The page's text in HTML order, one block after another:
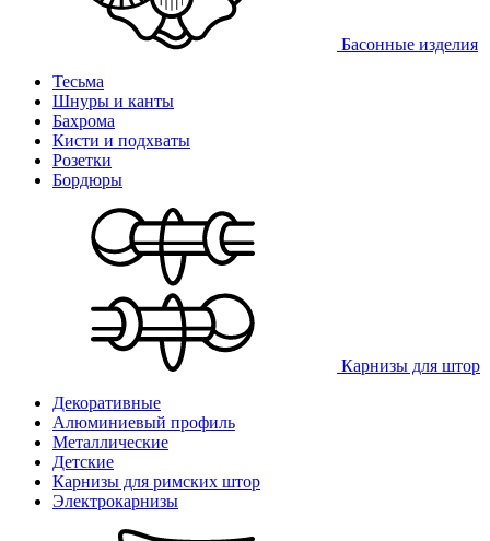
Басонные изделия
Тесьма
Шнуры и канты
Бахрома
Кисти и подхваты
Розетки
Бордюры
Карнизы для штор
Декоративные
Алюминиевый профиль
Металлические
Детские
Карнизы для римских штор
Электрокарнизы